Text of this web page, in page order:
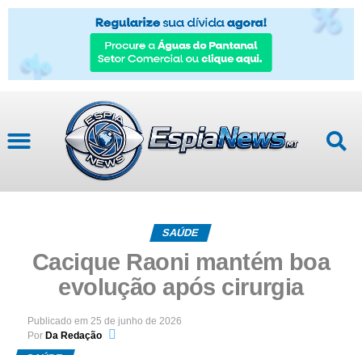
SAÚDE
Cacique Raoni mantém boa
evolução após cirurgia
Publicado em 25 de junho de 2026
Por Da Redação